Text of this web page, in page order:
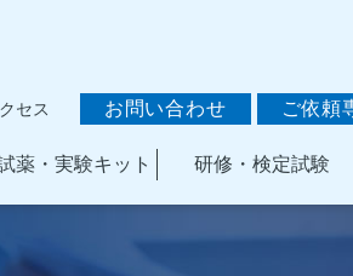
セス お問い合わせ ご依頼
薬・実験キット 研修・検定試験